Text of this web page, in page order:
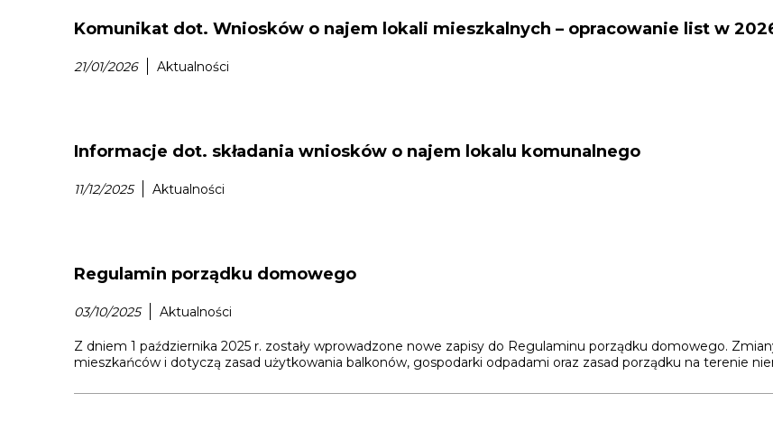
Komunikat dot. Wniosków o najem lokali mieszkalnych – opracowanie list w
21/01/2026 Aktualności
Informacje dot. składania wniosków o najem lokalu komunalnego
11/12/2025 Aktualności
Regulamin porządku domowego
03/10/2025 Aktualności
Z dniem 1 października 2025 r. zostały wprowadzone nowe zapisy do Regulaminu porządku domowego.
mieszkańców i dotyczą zasad użytkowania balkonów, gospodarki odpadami oraz zasad porządku na terenie